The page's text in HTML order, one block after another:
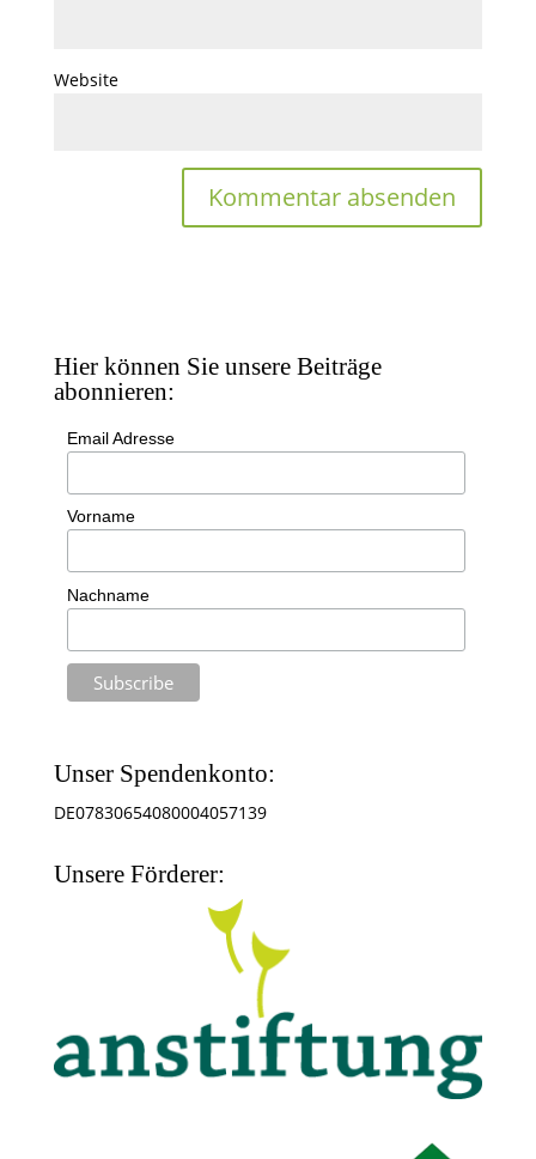
Website
Hier können Sie unsere Beiträge
abonnieren:
Email Adresse
Vorname
Nachname
Unser Spendenkonto:
DE07830654080004057139
Unsere Förderer: